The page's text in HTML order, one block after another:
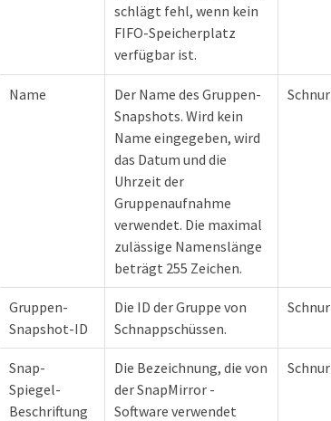
schlägt fehl, wenn kein
FIFO-Speicherplatz
verfügbar ist.
Name
Der Name des Gruppen-
Snapshots. Wird kein
Name eingegeben, wird
das Datum und die
Uhrzeit der
Gruppenaufnahme
verwendet. Die maximal
zulässige Namenslänge
beträgt 255 Zeichen.
Schnur
Gruppen-
Snapshot-ID
Die ID der Gruppe von
Schnappschüssen.
Schnur
Snap-
Spiegel-
Beschriftung
Die Bezeichnung, die von
der SnapMirror -
Software verwendet
Schnur